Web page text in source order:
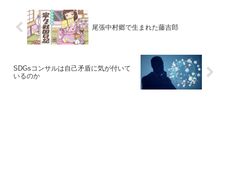
尾張中村郷で生まれた藤吉郎
SDGsコンサルは自己矛盾に気が付いて
いるのか